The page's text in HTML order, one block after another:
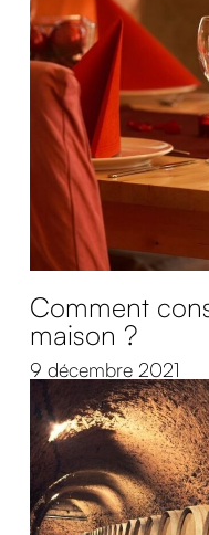
Comment
maison ?
9 décembre 2021